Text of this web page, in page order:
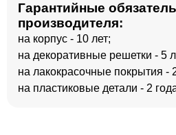
Гарантийные
производителя:
на корпус - 10 лет;
на декоративные решетки - 5
на лакокрасочные покрытия -
на пластиковые детали - 2